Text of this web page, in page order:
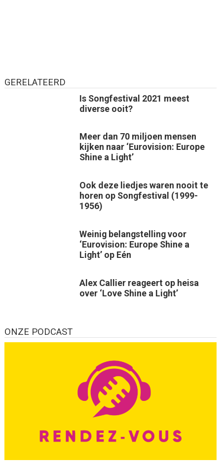
GERELATEERD
Is Songfestival 2021 meest
diverse ooit?
Meer dan 70 miljoen mensen
kijken naar ‘Eurovision: Europe
Shine a Light’
Ook deze liedjes waren nooit te
horen op Songfestival (1999-
1956)
Weinig belangstelling voor
‘Eurovision: Europe Shine a
Light’ op Eén
Alex Callier reageert op heisa
over ‘Love Shine a Light’
ONZE PODCAST